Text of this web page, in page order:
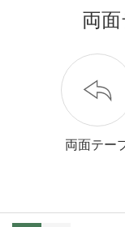
両
両面テー